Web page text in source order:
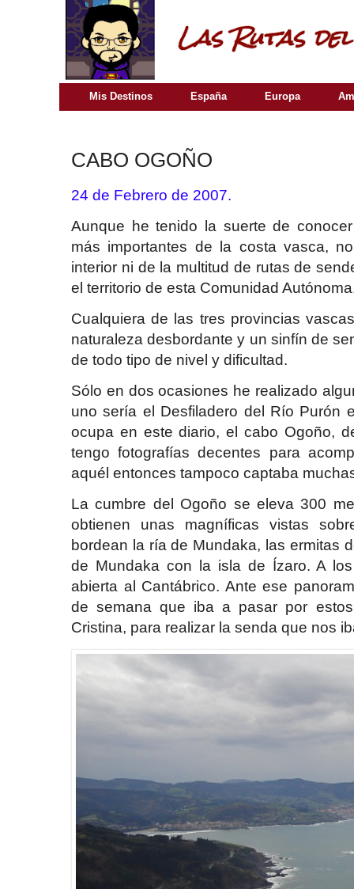
Mis Destinos España Europa
CABO OGOÑO
24 de Febrero de 2007.
Aunque he tenido la suerte de
más importantes de la costa vasca,
interior ni de la multitud de rutas de
el territorio de esta Comunidad
Cualquiera de las tres provincias
naturaleza desbordante y un sinfín de
de todo tipo de nivel y dificultad.
Sólo en dos ocasiones he realizado
uno sería el Desfiladero del Río Purón
ocupa en este diario, el cabo Ogoño,
tengo fotografías decentes para
aquél entonces tampoco captaba
La cumbre del Ogoño se eleva 300
obtienen unas magníficas vistas
bordean la ría de Mundaka, las ermitas
de Mundaka con la isla de Ízaro. A
abierta al Cantábrico. Ante ese
de semana que iba a pasar por
Cristina, para realizar la senda que nos